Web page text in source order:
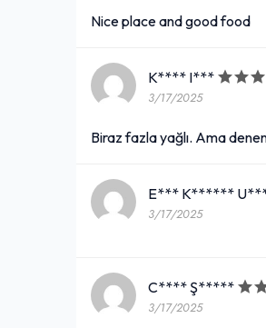
Nice place and good food
K**** I***
3/17/2025
Biraz fazla yağlı. Ama
E*** K******
3/17/2025
C**** Ş*****
3/17/2025